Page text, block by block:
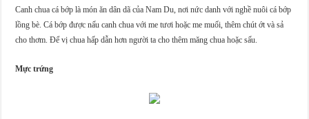
Canh chua cá bớp là món ăn dân dã của Nam Du, nơi nức danh với nghề nuôi cá bớp
lồng bè. Cá bớp được nấu canh chua với me tươi hoặc me muối, thêm chút ớt và sả
cho thơm. Để vị chua hấp dẫn hơn người ta cho thêm măng chua hoặc sấu.
Mực trứng